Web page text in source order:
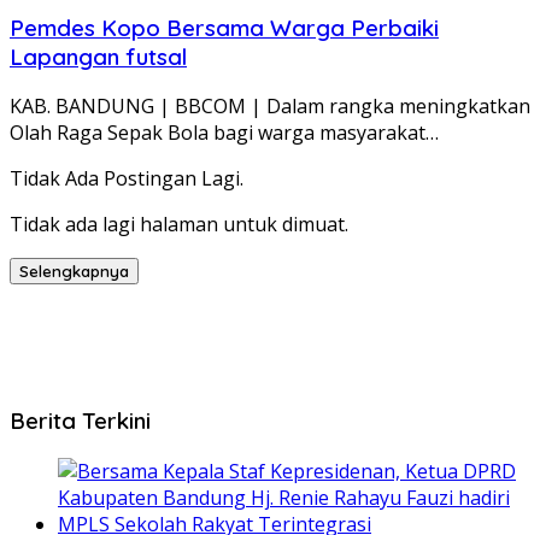
Pemdes Kopo Bersama Warga Perbaiki
Lapangan futsal
KAB. BANDUNG | BBCOM | Dalam rangka meningkatkan
Olah Raga Sepak Bola bagi warga masyarakat…
Tidak Ada Postingan Lagi.
Tidak ada lagi halaman untuk dimuat.
Selengkapnya
Berita Terkini